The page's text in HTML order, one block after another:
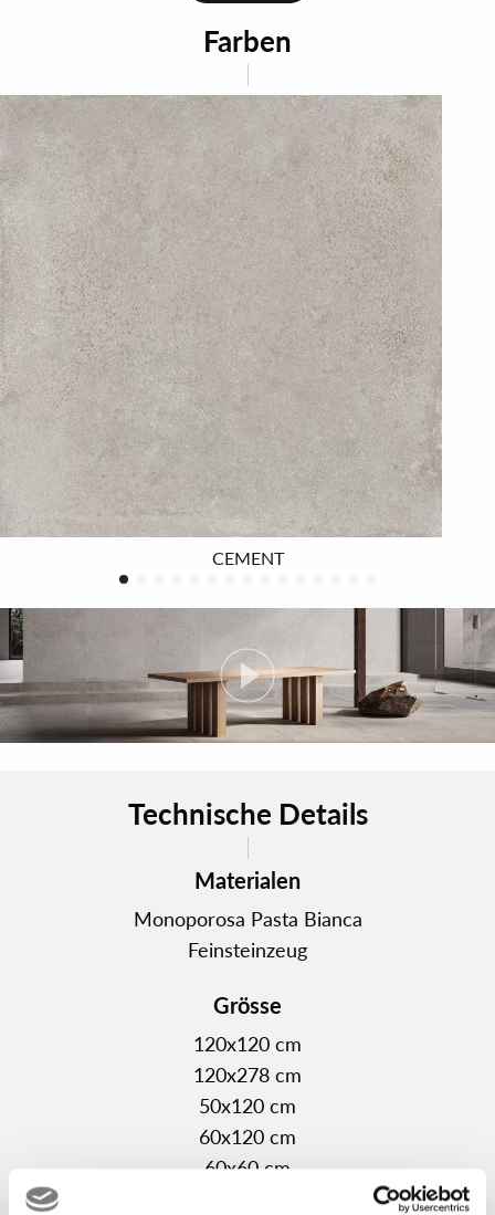
Farbpalette des Feinsteinzeugs INX entfaltet sich in
zu wärmeren, einhüllenden Nuancen wird jede Farbe
zum Mittel, um essentielle oder einladende Atmosphären
zu gestalten. Ausgewogene Oberflächen, die mit
unterschiedlichen Materialien in Dialog treten und in
jedem architektonischen Kontext ästhetische Kohärenz
gewährleisten. Die Feinsteinzeugserie INX bietet eine
große Auswahl an Formaten und
Oberflächenbeschaffenheiten, von groß bis klein, für den
Innen- und Außenbereich. Von der 120x278 großen bis
zur 60x60 kleinen Platte. 6 bis 20 mm starke Materialien
für jeden Einsatzbereich: vom Wohn- bis zum
Gewerbebereich, für Bodenbeläge und
Wandverkleidungen. Das ausgewogene Sortiment
Oberflächen - Natur, Antislip, Soft Touch und Grip -
sowie verschiedene dekorative Strukturen bilden die
Grundlage für die Gestaltung von Räumen im Total-
Look.Wandfliesen aus weißscherbiger Keramik bieten
eine Farbpalette mit sanften Pastelltönen, die sich für ein
intimes Ambiente und Privaträume eignen. Sieben
leuchtende Nuancen, die für Farbharmonie und
vielseitige Gestaltungsmöglichkeiten sorgen. Ein
Dekorstrukturen ergänzen lassen. Dreidimensionale
Texturen und geometrische Muster treten mit den
sanften Farbtönen der Serie in Dialog und verwandeln
Licht in Material. Ein koordiniertes Set dekorativer
Elemente, das es ermöglicht, Räume mit eleganten und
Grautöne von INX – Grey, Cement, Pearl – bilden eine
strenge Farbpalette, die sich hervorragend für
minimalistische und raffinierte Räume eignet. Neutrale,
tiefe Töne, die das Licht hervorheben und markante
Einrichtungselemente aufnehmen.Die weicheren Farben
– Clay, Ivory und White – schaffen warme und natürlich
erscheinende Räume. Oberflächen mit heimeligen
Farben
CEMENT
Technische Details
Materialen
Monoporosa Pasta Bianca
Feinsteinzeug
Grösse
120x120 cm
120x278 cm
50x120 cm
60x120 cm
60x60 cm